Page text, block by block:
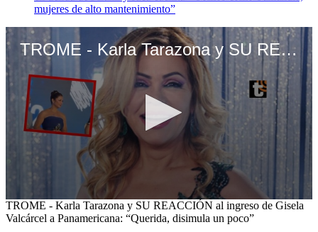
mujeres de alto mantenimiento”
TROME - Karla Tarazona y SU REACCIÓN al ingreso de Gisela Valcárcel a Panamericana: “Querida, disimula un poco”
0
seconds
TROME - Karla Tarazona y SU REACCIÓN al ingreso de Gisela
Valcárcel a Panamericana: “Querida, disimula un poco”